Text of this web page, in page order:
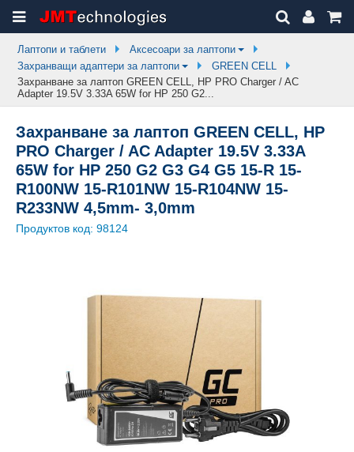
Лаптопи и таблети
Аксесоари за лаптопи
Захранващи адаптери за лаптопи
GREEN CELL
Захранване за лаптоп GREEN CELL, HP PRO Charger / AC
Adapter 19.5V 3.33A 65W for HP 250 G2...
Захранване за лаптоп GREEN CELL, HP
PRO Charger / AC Adapter 19.5V 3.33A
65W for HP 250 G2 G3 G4 G5 15-R 15-
R100NW 15-R101NW 15-R104NW 15-
R233NW 4,5mm- 3,0mm
Продуктов код: 98124